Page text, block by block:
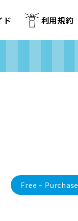
ド 利用規約
Free – Purchase